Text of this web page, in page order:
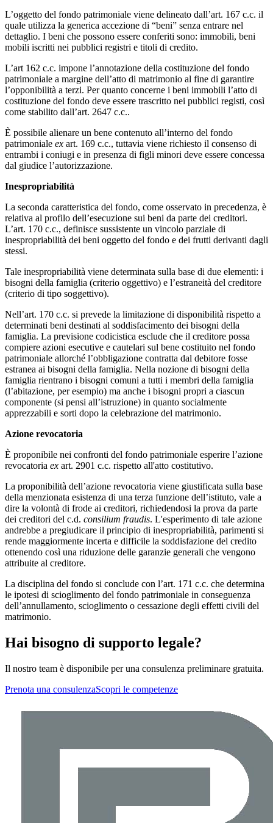
L’oggetto del fondo patrimoniale viene delineato dall’art. 167 c.c. il
quale utilizza la generica accezione di “beni” senza entrare nel
dettaglio. I beni che possono essere conferiti sono: immobili, beni
mobili iscritti nei pubblici registri e titoli di credito.
L’art 162 c.c. impone l’annotazione della costituzione del fondo
patrimoniale a margine dell’atto di matrimonio al fine di garantire
l’opponibilità a terzi. Per quanto concerne i beni immobili l’atto di
costituzione del fondo deve essere trascritto nei pubblici registi, così
come stabilito dall’art. 2647 c.c..
È possibile alienare un bene contenuto all’interno del fondo
patrimoniale ex art. 169 c.c., tuttavia viene richiesto il consenso di
entrambi i coniugi e in presenza di figli minori deve essere concessa
dal giudice l’autorizzazione.
Inespropriabilità
La seconda caratteristica del fondo, come osservato in precedenza, è
relativa al profilo dell’esecuzione sui beni da parte dei creditori.
L’art. 170 c.c., definisce sussistente un vincolo parziale di
inespropriabilità dei beni oggetto del fondo e dei frutti derivanti dagli
stessi.
Tale inespropriabilità viene determinata sulla base di due elementi: i
bisogni della famiglia (criterio oggettivo) e l’estraneità del creditore
(criterio di tipo soggettivo).
Nell’art. 170 c.c. si prevede la limitazione di disponibilità rispetto a
determinati beni destinati al soddisfacimento dei bisogni della
famiglia. La previsione codicistica esclude che il creditore possa
compiere azioni esecutive e cautelari sul bene costituito nel fondo
patrimoniale allorché l’obbligazione contratta dal debitore fosse
estranea ai bisogni della famiglia. Nella nozione di bisogni della
famiglia rientrano i bisogni comuni a tutti i membri della famiglia
(l’abitazione, per esempio) ma anche i bisogni propri a ciascun
componente (si pensi all’istruzione) in quanto socialmente
apprezzabili e sorti dopo la celebrazione del matrimonio.
Azione revocatoria
È proponibile nei confronti del fondo patrimoniale esperire l’azione
revocatoria ex art. 2901 c.c. rispetto all'atto costitutivo.
La proponibilità dell’azione revocatoria viene giustificata sulla base
della menzionata esistenza di una terza funzione dell’istituto, vale a
dire la volontà di frode ai creditori, richiedendosi la prova da parte
dei creditori del c.d. consilium fraudis. L'esperimento di tale azione
andrebbe a pregiudicare il principio di inespropriabilità, parimenti si
rende maggiormente incerta e difficile la soddisfazione del credito
ottenendo così una riduzione delle garanzie generali che vengono
attribuite al creditore.
La disciplina del fondo si conclude con l’art. 171 c.c. che determina
le ipotesi di scioglimento del fondo patrimoniale in conseguenza
dell’annullamento, scioglimento o cessazione degli effetti civili del
matrimonio.
Hai bisogno di supporto legale?
Il nostro team è disponibile per una consulenza preliminare gratuita.
Prenota una consulenzaScopri le competenze